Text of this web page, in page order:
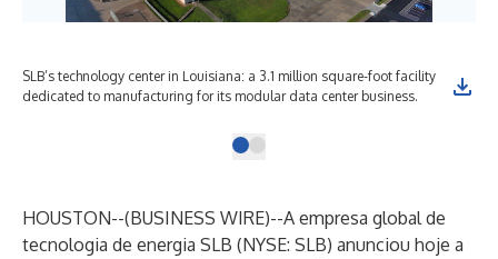
SLB’s technology center in Louisiana: a 3.1 million square-foot facility
dedicated to manufacturing for its modular data center business.
HOUSTON--(BUSINESS WIRE)--A empresa global de
tecnologia de energia SLB (NYSE: SLB) anunciou hoje a